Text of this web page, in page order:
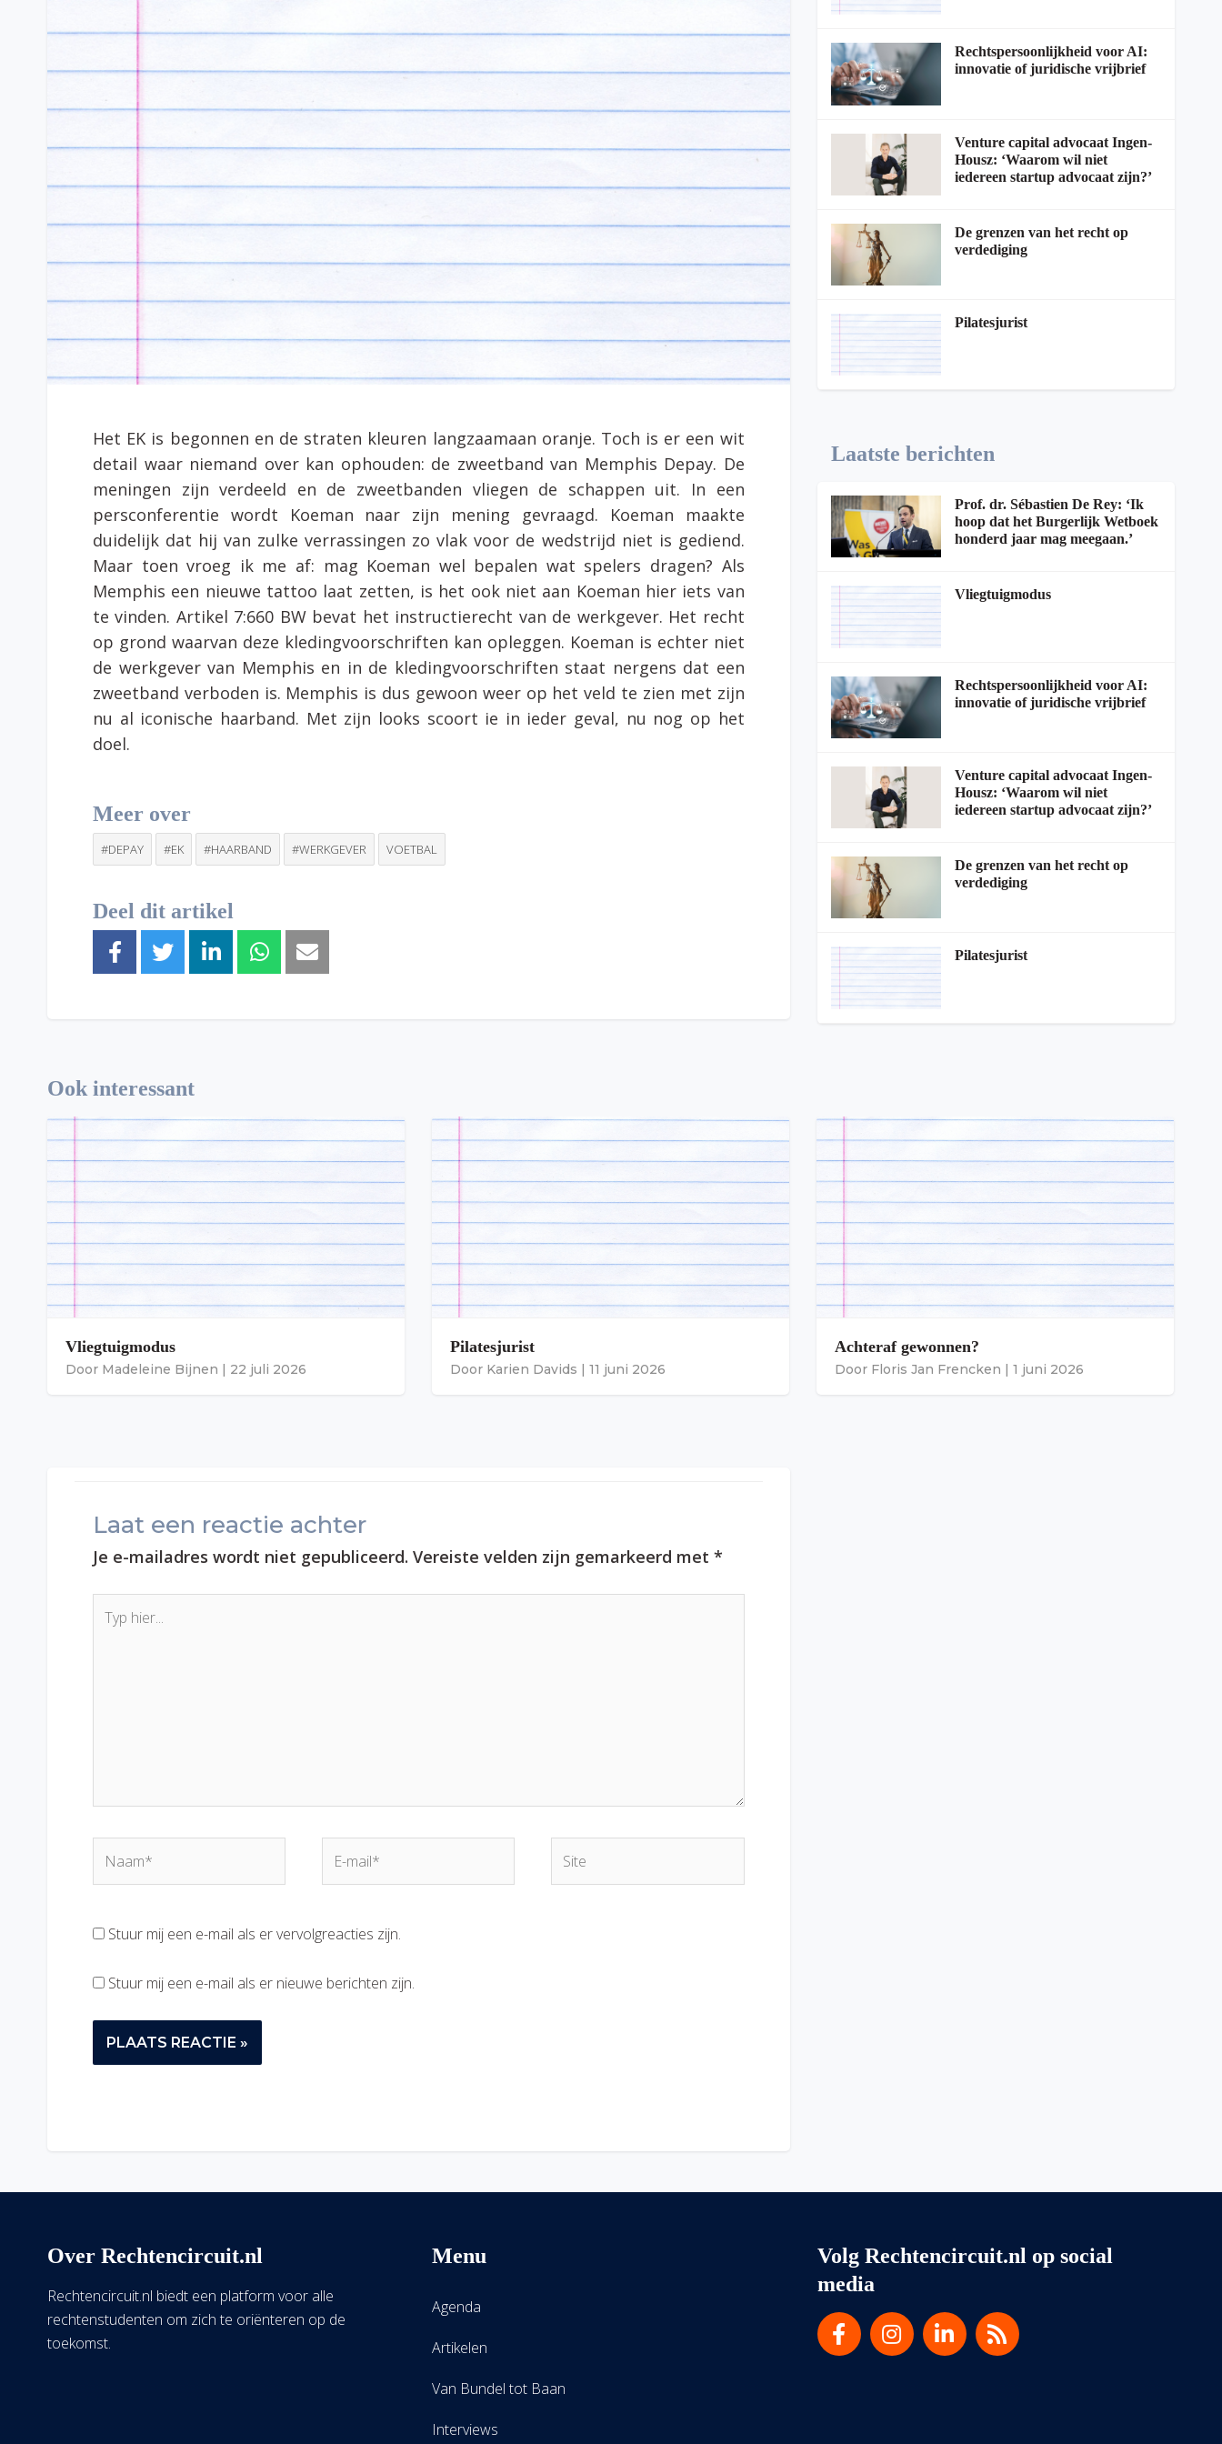
Het EK is begonnen en de straten kleuren langzaamaan oranje. Toch is er een wit
detail waar niemand over kan ophouden: de zweetband van Memphis Depay. De
meningen zijn verdeeld en de zweetbanden vliegen de schappen uit. In een
persconferentie wordt Koeman naar zijn mening gevraagd. Koeman maakte
duidelijk dat hij van zulke verrassingen zo vlak voor de wedstrijd niet is gediend.
Maar toen vroeg ik me af: mag Koeman wel bepalen wat spelers dragen? Als
Memphis een nieuwe tattoo laat zetten, is het ook niet aan Koeman hier iets van
te vinden. Artikel 7:660 BW bevat het instructierecht van de werkgever. Het recht
op grond waarvan deze kledingvoorschriften kan opleggen. Koeman is echter niet
de werkgever van Memphis en in de kledingvoorschriften staat nergens dat een
zweetband verboden is. Memphis is dus gewoon weer op het veld te zien met zijn
nu al iconische haarband. Met zijn looks scoort ie in ieder geval, nu nog op het
doel.
Meer over
#DEPAY #EK #HAARBAND #WERKGEVER VOETBAL
Deel dit artikel
Rechtspersoonlijkheid voor AI:
innovatie of juridische vrijbrief
Venture capital advocaat Ingen-
Housz: ‘Waarom wil niet
iedereen startup advocaat zijn?’
De grenzen van het recht op
verdediging
Pilatesjurist
Laatste berichten
Prof. dr. Sébastien De Rey: ‘Ik
hoop dat het Burgerlijk Wetboek
honderd jaar mag meegaan.’
Vliegtuigmodus
Rechtspersoonlijkheid voor AI:
innovatie of juridische vrijbrief
Venture capital advocaat Ingen-
Housz: ‘Waarom wil niet
iedereen startup advocaat zijn?’
De grenzen van het recht op
verdediging
Pilatesjurist
Ook interessant
Vliegtuigmodus
Door Madeleine Bijnen | 22 juli 2026
Pilatesjurist
Door Karien Davids | 11 juni 2026
Achteraf gewonnen?
Door Floris Jan Frencken | 1 juni 2026
Laat een reactie achter
Je e-mailadres wordt niet gepubliceerd. Vereiste velden zijn gemarkeerd met *
hier...
mail*
Stuur mij een e-mail als er vervolgreacties zijn.
Stuur mij een e-mail als er nieuwe berichten zijn.
Over Rechtencircuit.nl
Rechtencircuit.nl biedt een platform voor alle
rechtenstudenten om zich te oriënteren op de
toekomst.
Menu
Agenda
Artikelen
Van Bundel tot Baan
Interviews
Volg Rechtencircuit.nl op social
media